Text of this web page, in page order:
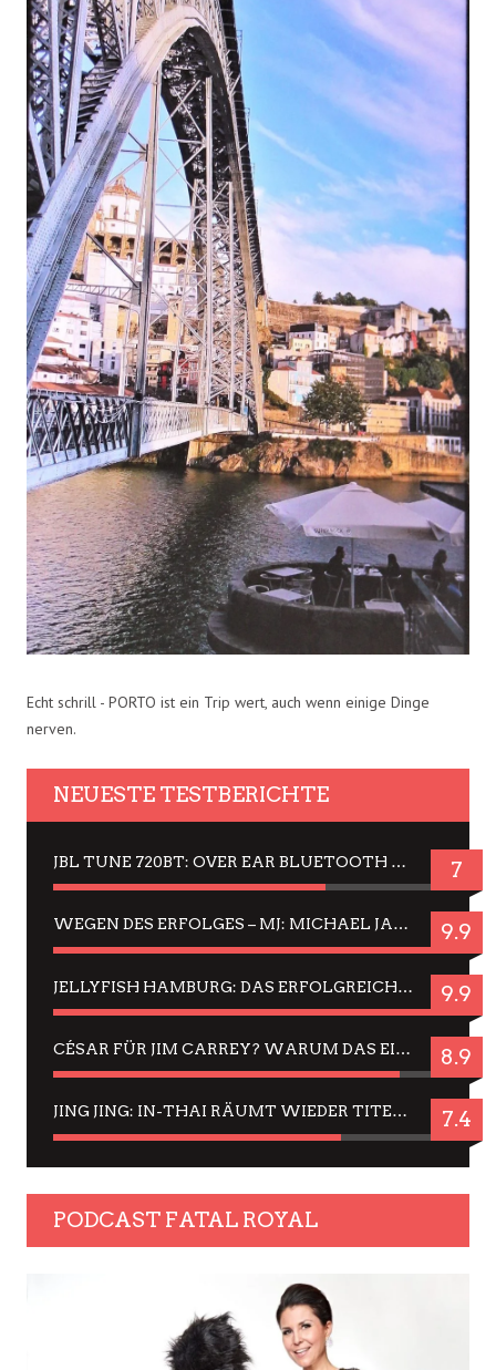
Echt schrill - PORTO ist ein Trip wert, auch wenn einige Dinge
nerven.
NEUESTE TESTBERICHTE
JBL TUNE 720BT: OVER EAR BLUETOOTH KOPFHÖRER UM DIE 50,-€ IM DAUER-TEST 7
WEGEN DES ERFOLGES – MJ: MICHAEL JACKSON MUSICAL IN EINER MATINEE SEHEN 9.9
JELLYFISH HAMBURG: DAS ERFOLGREICHE SOMMER-MENÜ 2025 IN GEFÜHLEN UND BILDERN 9.9
CÉSAR FÜR JIM CARREY? WARUM DAS EINER DER NERVIGSTEN ACTORS IST UND BLEIBT 8.9
JING JING: IN-THAI RÄUMT WIEDER TITEL AB – EIN ZWEI-STUNDEN-ERLEBNISBERICHT 7.4
PODCAST FATAL ROYAL